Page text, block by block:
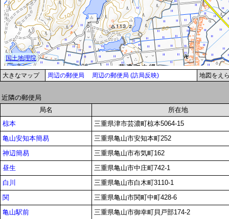
大きなマップ 周辺の郵便局 周辺の郵便局 (訪局反映) 地図をえ
近隣の郵便局
局名
所在地
椋本
三重県津市芸濃町椋本5064-15
亀山安知本簡易
三重県亀山市安知本町252
神辺簡易
三重県亀山市布気町162
昼生
三重県亀山市中庄町742-1
白川
三重県亀山市白木町3110-1
関
三重県亀山市関町中町428-6
亀山駅前
三重県亀山市御幸町貝戸部174-2